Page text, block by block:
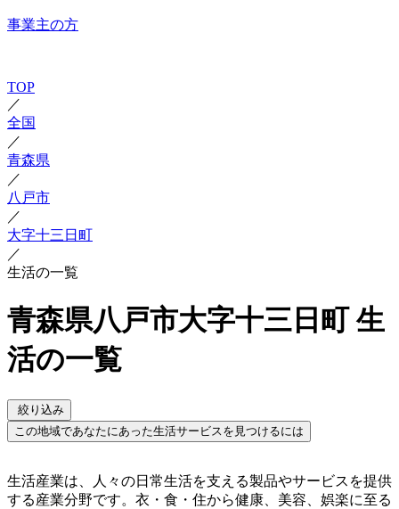
事業主の方
TOP
／
全国
／
青森県
／
八戸市
／
大字十三日町
／
生活の一覧
青森県八戸市大字十三日町 生
活の一覧
絞り込み
この地域であなたにあった生活サービスを見つけるには
生活産業は、人々の日常生活を支える製品やサービスを提供
する産業分野です。衣・食・住から健康、美容、娯楽に至る